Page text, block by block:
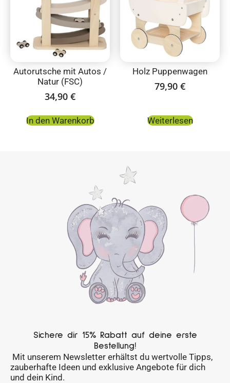
Autorutsche mit Autos /
Natur (FSC)
34,90 €
In den Warenkorb
Holz Puppenwagen
79,90 €
Weiterlesen
Sichere dir 15% Rabatt auf deine erste
Bestellung!
Mit unserem Newsletter erhältst du wertvolle Tipps,
zauberhafte Ideen und exklusive Angebote für dich
und dein Kind.